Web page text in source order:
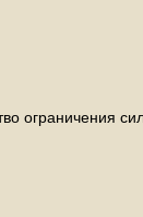
ограничения